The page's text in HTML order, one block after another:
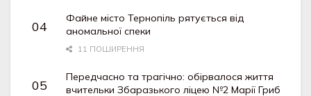
Файне місто Тернопіль рятується від
аномальної спеки
11 ПОШИРЕННЯ
Передчасно та трагічно: обірвалося життя
вчительки Збаразького ліцею №2 Марії Гриб